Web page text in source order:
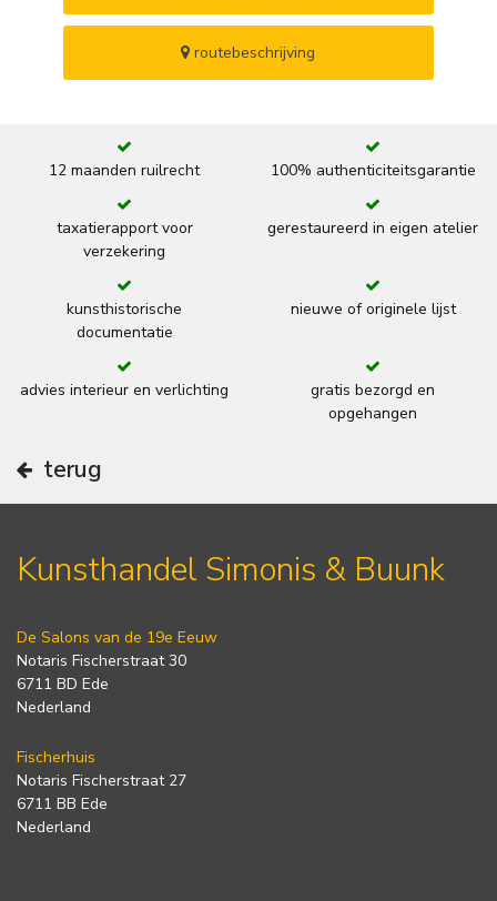
routebeschrijving
12 maanden ruilrecht 100% authenticiteitsgarantie
taxatierapport voor
verzekering
gerestaureerd in eigen atelier
kunsthistorische
documentatie
nieuwe of originele lijst
advies interieur en verlichting
gratis bezorgd en
opgehangen
terug
Kunsthandel Simonis & Buunk
De Salons van de 19e Eeuw
Notaris Fischerstraat 30
6711 BD Ede
Nederland
Fischerhuis
Notaris Fischerstraat 27
6711 BB Ede
Nederland